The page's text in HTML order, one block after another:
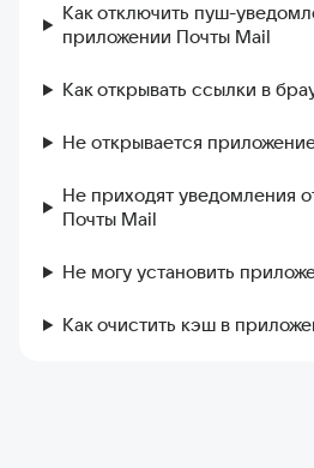
Как отключить пуш-
приложении Почты Mail
Как открывать ссылки в
Не открывается
Не приходят уведомления
Почты Mail
Не могу установить
Как очистить кэш в